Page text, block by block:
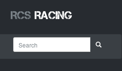
RCS Racing